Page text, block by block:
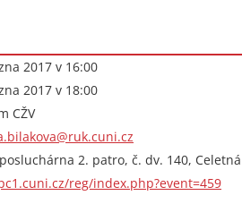
2017 v 16:00
2017 v 18:00
CŽV
2. patro, č. dv. 140, Celetná
reg/index.php?event=459